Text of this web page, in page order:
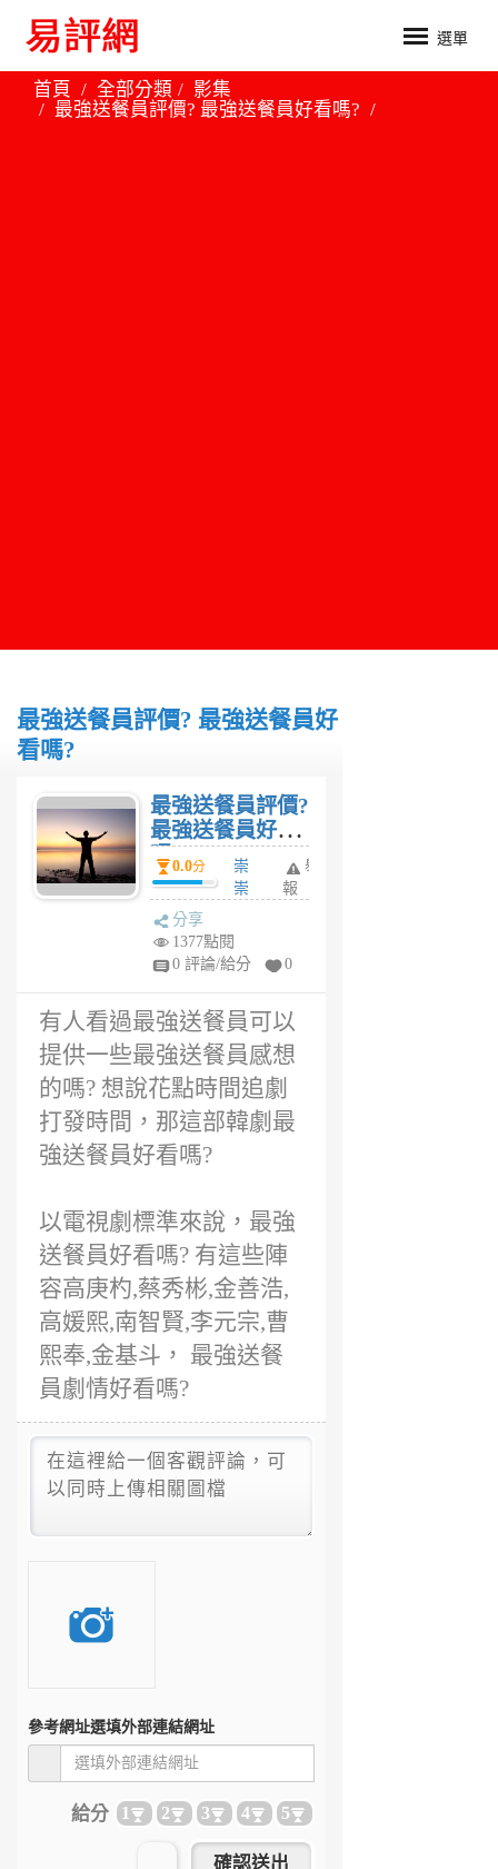
選單
首頁 全部分類
影集
最強送餐員評價? 最強送餐員好看嗎?
最強送餐員評價? 最強送餐員好
看嗎?
最強送餐員評價?
最強送餐員好看
嗎?0.0分
崇
崇
前
舉
報
分享
1377點閱
0 評論/給分
0
有人看過最強送餐員可以
提供一些最強送餐員感想
的嗎? 想說花點時間追劇
打發時間，那這部韓劇最
強送餐員好看嗎?
以電視劇標準來說，最強
送餐員好看嗎? 有這些陣
容高庚杓,蔡秀彬,金善浩,
高媛熙,南智賢,李元宗,曹
熙奉,金基斗， 最強送餐
員劇情好看嗎?
參考網址選填外部連結網址
給分 1 2 3 4 5